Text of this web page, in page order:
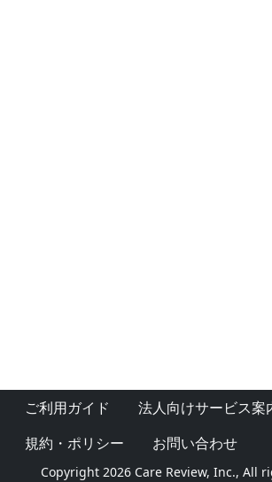
ご利用ガイド 法人向けサービス案
規約・ポリシー
お問い合わせ
Copyright 2026 Care Review, Inc., All